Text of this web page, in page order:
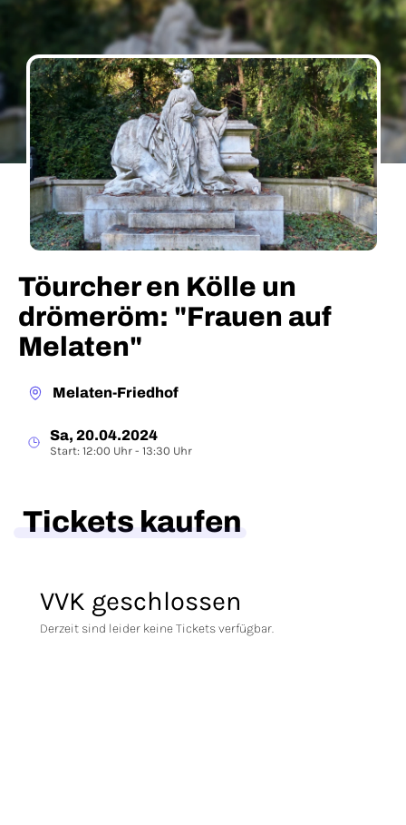
Töurcher en Kölle un
drömeröm: "Frauen auf
Melaten"
Melaten-Friedhof
Sa, 20.04.2024
Start: 12:00 Uhr - 13:30 Uhr
Tickets kaufen
VVK geschlossen
Derzeit sind leider keine Tickets verfügbar.